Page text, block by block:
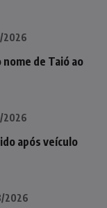
2026
de Taió ao
2026
após veículo
2026